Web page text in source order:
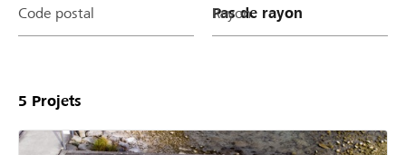
Code postal Rayon
5 Projets